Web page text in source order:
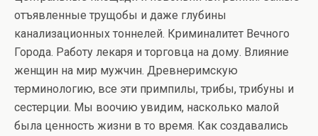
отъявленные трущобы и даже глубины
канализационных тоннелей. Криминалитет Вечного
Города. Работу лекаря и торговца на дому. Влияние
женщин на мир мужчин. Древнеримскую
терминологию, все эти примпилы, трибы, трибуны и
сестерции. Мы воочию увидим, насколько малой
была ценность жизни в то время. Как создавались